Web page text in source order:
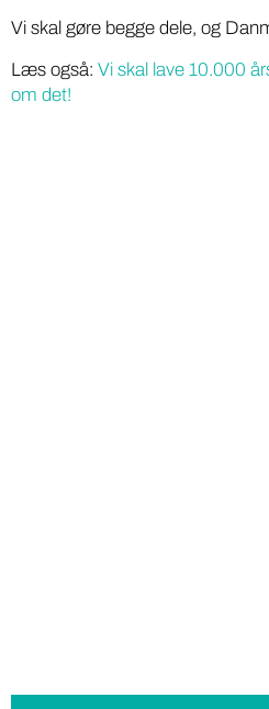
Vi skal gøre begge dele, og
Læs også: Vi skal lave 10.000
om det!